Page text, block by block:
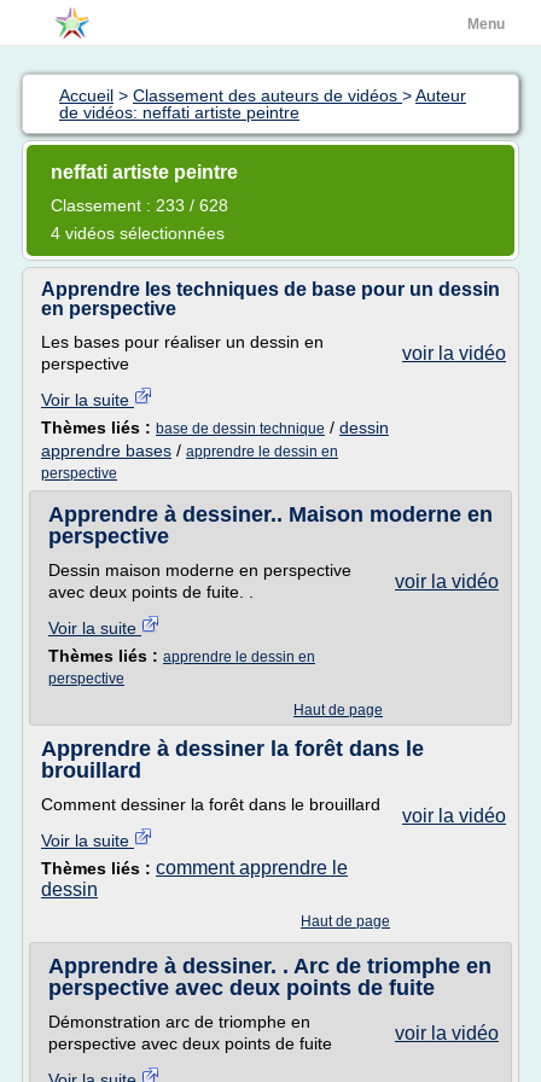
Menu
Accueil > Classement des auteurs de vidéos >Auteur
de vidéos: neffati artiste peintre
neffati artiste peintre
Classement : 233 / 628
4 vidéos sélectionnées
Apprendre les techniques de base pour un dessin
en perspective
voir la vidéo
Les bases pour réaliser un dessin en
perspective
Voir la suite
Thèmes liés : base de dessin technique / dessin
apprendre bases / apprendre le dessin en
perspective
Apprendre à dessiner.. Maison moderne en
perspective
voir la vidéo
Dessin maison moderne en perspective
avec deux points de fuite. .
Voir la suite
Thèmes liés : apprendre le dessin en
perspective
Haut de page
Apprendre à dessiner la forêt dans le
brouillard
voir la vidéo
Comment dessiner la forêt dans le brouillard
Voir la suite
Thèmes liés : comment apprendre le
dessin
Haut de page
Apprendre à dessiner. . Arc de triomphe en
perspective avec deux points de fuite
voir la vidéo
Démonstration arc de triomphe en
perspective avec deux points de fuite